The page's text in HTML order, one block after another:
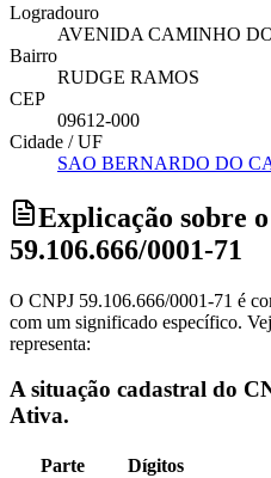
Logradouro
AVENIDA CAMINHO
Bairro
RUDGE RAMOS
CEP
09612-000
Cidade / UF
SAO BERNARDO DO
Explicação sobre
59.106.666/0001-71
O CNPJ 59.106.666/0001-71 é
com um significado específico.
representa:
A situação cadastral do
Ativa.
Parte Dígitos